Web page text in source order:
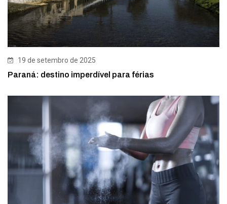
19 de setembro de 2025
Paraná: destino imperdível para férias